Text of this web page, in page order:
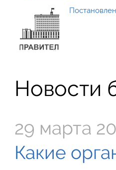
Новости
29 марта
Какие